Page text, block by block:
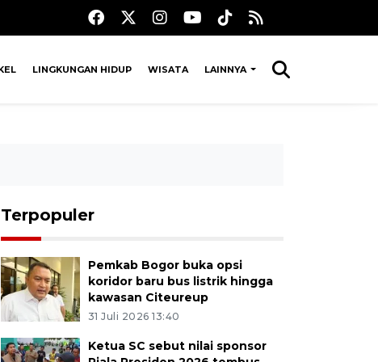
LINGKUNGAN HIDUP WISATA LAINNYA
Terpopuler
Pemkab Bogor buka opsi
koridor baru bus listrik hingga
kawasan Citeureup
31 Juli 2026 13:40
Ketua SC sebut nilai sponsor